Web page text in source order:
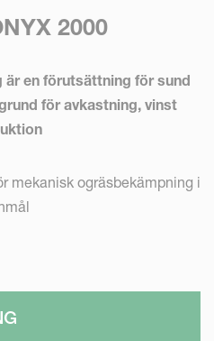
2000
en förutsättning för sund
för avkastning, vinst
mekanisk ogräsbekämpning i